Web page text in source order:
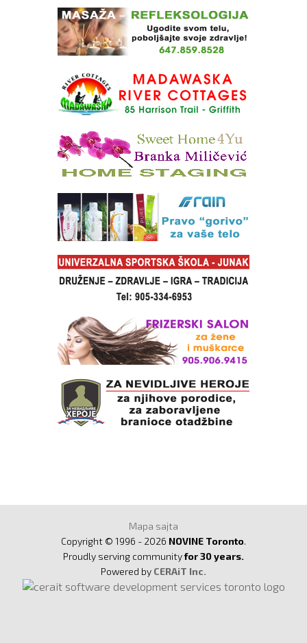
Mapa sajta
Copyright © 1996 - 2026 NOVINE Toronto.
Proudly serving communityfor 30 years.
Powered by CERAiT Inc.